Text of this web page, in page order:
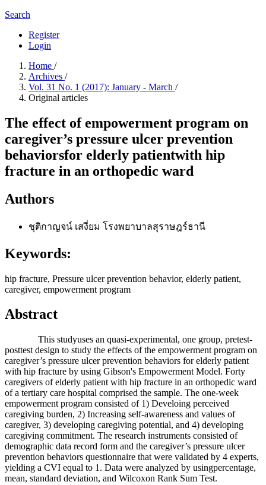
Search
Register
Login
Home /
Archives /
Vol. 31 No. 1 (2017): January - March /
Original articles
The effect of empowerment program on
caregiver’s pressure ulcer prevention
behaviorsfor elderly patientwith hip
fracture in an orthopedic ward
Authors
ชุติกาญจน์ เสงี่ยม โรงพยาบาลสุราษฎร์ธานี
Keywords:
hip fracture, Pressure ulcer prevention behavior, elderly patient,
caregiver, empowerment program
Abstract
This studyuses an quasi-experimental, one group, pretest-
posttest design to study the effects of the empowerment program on
caregiver’s pressure ulcer prevention behaviors for elderly patient
with hip fracture by using Gibson's Empowerment Model. Forty
caregivers of elderly patient with hip fracture in an orthopedic ward
of a tertiary care hospital comprised the sample. The one-week
empowerment program consisted of 1) Develoing perceived
caregiving burden, 2) Increasing self-awareness and values of
caregiver, 3) developing caregiving potential, and 4) developing
caregiving commitment. The research instruments consisted of
demographic data record form and the caregiver’s pressure ulcer
prevention behaviors questionnaire that were validated by 4 experts,
yielding a CVI equal to 1. Data were analyzed by usingpercentage,
mean, standard deviation, and Wilcoxon Rank Sum Test.